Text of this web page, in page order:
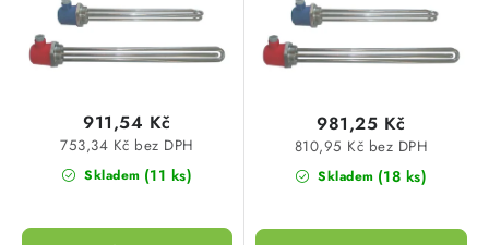
JISTIČE
ŽÁROVKY
k
u
k
Skladem (11 ks)
753,34 Kč bez DPH
911,54 Kč
Skladem (18 ks)
810,95 Kč bez DPH
981,25 Kč